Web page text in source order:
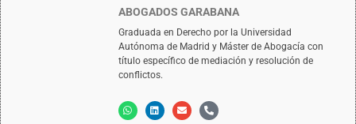
ABOGADOS GARABANA
Graduada en Derecho por la Universidad
Autónoma de Madrid y Máster de Abogacía con
título específico de mediación y resolución de
conflictos.